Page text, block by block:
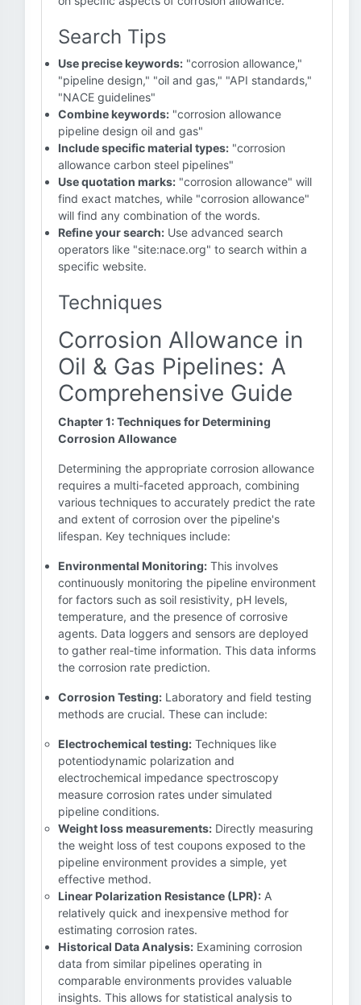
Search Tips
Use precise keywords: "corrosion allowance,"
"pipeline design," "oil and gas," "API standards,"
"NACE guidelines"
Combine keywords: "corrosion allowance
pipeline design oil and gas"
Include specific material types: "corrosion
allowance carbon steel pipelines"
Use quotation marks: "corrosion allowance" will
find exact matches, while "corrosion allowance"
will find any combination of the words.
Refine your search: Use advanced search
operators like "site:nace.org" to search within a
specific website.
Techniques
Corrosion Allowance in
Oil & Gas Pipelines: A
Comprehensive Guide
Chapter 1: Techniques for Determining
Corrosion Allowance
Determining the appropriate corrosion allowance
requires a multi-faceted approach, combining
various techniques to accurately predict the rate
and extent of corrosion over the pipeline's
lifespan. Key techniques include:
Environmental Monitoring: This involves
continuously monitoring the pipeline environment
for factors such as soil resistivity, pH levels,
temperature, and the presence of corrosive
agents. Data loggers and sensors are deployed
to gather real-time information. This data informs
the corrosion rate prediction.
Corrosion Testing: Laboratory and field testing
methods are crucial. These can include:
Electrochemical testing: Techniques like
potentiodynamic polarization and
electrochemical impedance spectroscopy
measure corrosion rates under simulated
pipeline conditions.
Weight loss measurements: Directly measuring
the weight loss of test coupons exposed to the
pipeline environment provides a simple, yet
effective method.
Linear Polarization Resistance (LPR): A
relatively quick and inexpensive method for
estimating corrosion rates.
Historical Data Analysis: Examining corrosion
data from similar pipelines operating in
comparable environments provides valuable
insights. This allows for statistical analysis to